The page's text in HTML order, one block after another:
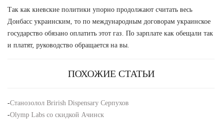
Так как киевские политики упорно продолжают считать весь
Донбасс украинским, то по международным договорам украинское
государство обязано оплатить этот газ. По зарплате как обещали так
и платят, руководство обращается на вы.
ПОХОЖИЕ СТАТЬИ
-Станозолол Brirish Dispensary Серпухов
-Olymp Labs со скидкой Ачинск